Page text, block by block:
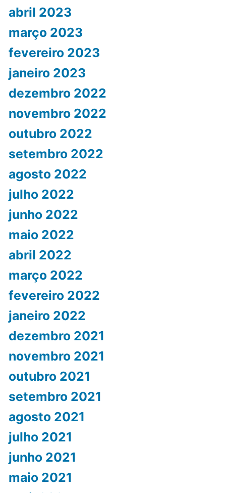
abril 2023
março 2023
fevereiro 2023
janeiro 2023
dezembro 2022
novembro 2022
outubro 2022
setembro 2022
agosto 2022
julho 2022
junho 2022
maio 2022
abril 2022
março 2022
fevereiro 2022
janeiro 2022
dezembro 2021
novembro 2021
outubro 2021
setembro 2021
agosto 2021
julho 2021
junho 2021
maio 2021